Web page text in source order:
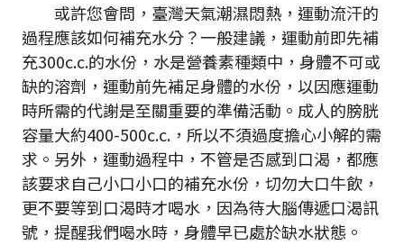
或許您會問，臺灣天氣潮濕悶熱，運動流汗的
過程應該如何補充水分？一般建議，運動前即先補
充300c.c.的水份，水是營養素種類中，身體不可或
缺的溶劑，運動前先補足身體的水份，以因應運動
時所需的代謝是至關重要的準備活動。成人的膀胱
容量大約400-500c.c.，所以不須過度擔心小解的需
求。另外，運動過程中，不管是否感到口渴，都應
該要求自己小口小口的補充水份，切勿大口牛飲，
更不要等到口渴時才喝水，因為待大腦傳遞口渴訊
號，提醒我們喝水時，身體早已處於缺水狀態。